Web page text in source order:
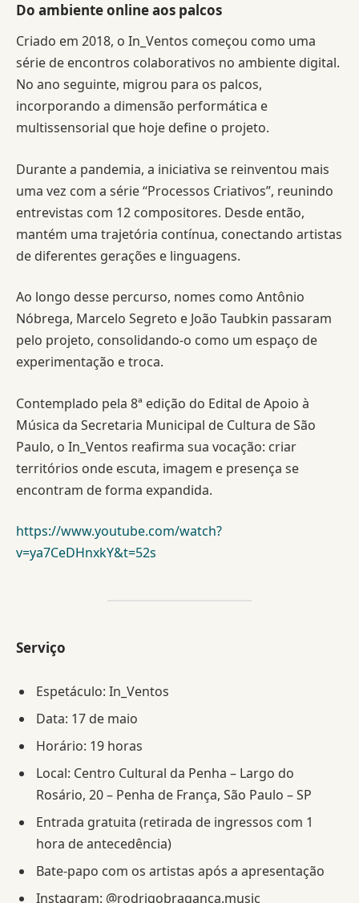
Do ambiente online aos palcos
Criado em 2018, o In_Ventos começou como uma
série de encontros colaborativos no ambiente digital.
No ano seguinte, migrou para os palcos,
incorporando a dimensão performática e
multissensorial que hoje define o projeto.
Durante a pandemia, a iniciativa se reinventou mais
uma vez com a série “Processos Criativos”, reunindo
entrevistas com 12 compositores. Desde então,
mantém uma trajetória contínua, conectando artistas
de diferentes gerações e linguagens.
Ao longo desse percurso, nomes como Antônio
Nóbrega, Marcelo Segreto e João Taubkin passaram
pelo projeto, consolidando-o como um espaço de
experimentação e troca.
Contemplado pela 8ª edição do Edital de Apoio à
Música da Secretaria Municipal de Cultura de São
Paulo, o In_Ventos reafirma sua vocação: criar
territórios onde escuta, imagem e presença se
encontram de forma expandida.
https://www.youtube.com/watch?
v=ya7CeDHnxkY&t=52s
Serviço
Espetáculo: In_Ventos
Data: 17 de maio
Horário: 19 horas
Local: Centro Cultural da Penha – Largo do
Rosário, 20 – Penha de França, São Paulo – SP
Entrada gratuita (retirada de ingressos com 1
hora de antecedência)
Bate-papo com os artistas após a apresentação
Instagram: @rodrigobraganca.music